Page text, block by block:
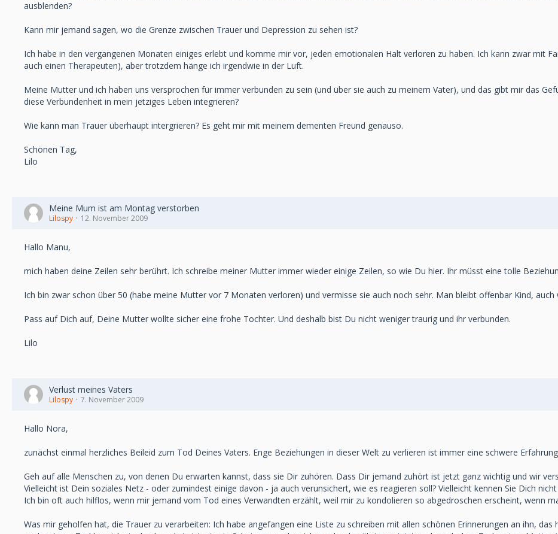
ausblenden?
Kann mir jemand sagen, wo die Grenze zwischen Trauer und Depression zu sehen ist?
Ich habe in den vergangenen Monaten einiges erlebt und komme mir vor, jeden emotionalen Halt verloren zu haben. Ich kann zwar mit
auch einen Therapeuten), aber trotzdem hänge ich irgendwie in der Luft.
Meine Mutter und ich haben uns versprochen für immer verbunden zu sein (und über sie auch zu meinem Vater), und das gibt mir das
diese Verbundenheit in mein jetziges Leben integrieren?
Wie kann man Trauer überhaupt intergrieren? Es geht mir mit meinem dementen Freund genauso.
Schönen Tag,
Lilo
Meine Mum ist am Montag verstorben
Lilospy 12. November 2009
Hallo Manu,
mich haben deine Zeilen sehr berührt. Ich schreibe meiner Mutter immer wieder einige Zeilen, so wie Du hier. Ihr müsst eine tolle
Ich bin zwar schon über 50 (habe meine Mutter vor 7 Monaten verloren) und vermisse sie auch noch sehr. Man bleibt offenbar Kind,
Pass auf Dich auf, Deine Mutter wollte sicher eine frohe Tochter. Und deshalb bist Du nicht weniger traurig und ihr verbunden.
Lilo
Verlust meines Vaters
Lilospy 7. November 2009
Hallo Nora,
zunächst einmal herzliches Beileid zum Tod Deines Vaters. Enge Beziehungen in dieser Welt zu verlieren ist immer eine schwere
Geh auf alle Menschen zu, von denen Du erwarten kannst, dass sie Dir zuhören. Dass Dir jemand zuhört ist jetzt ganz wichtig und wir
Vielleicht ist Dein soziales Netz - oder zumindest einige davon - ja auch verunsichert, wie es reagieren soll? Vielleicht kennen Sie Dich
Ich bin oft auch hilflos, wenn mir jemand vom Tod eines Verwandten erzählt, weil mir zu kondolieren so abgedroschen erscheint, wenn
Was mir geholfen hat, die Trauer zu verarbeiten: Ich habe angefangen eine Liste zu schreiben mit allen schönen Erinnerungen an ihn,